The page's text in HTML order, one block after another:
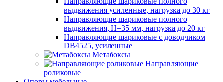
выдвижения усиленные, нагрузка до 30 кг
Направляющие шариковые полного
выдвижения, H=35 мм, нагрузка до 20 кг
Направляющие шариковые с доводчиком
DB4525, усиленные
Метабоксы
Направляющие
роликовые